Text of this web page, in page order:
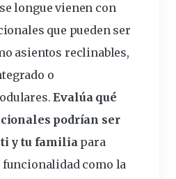
longue vienen con
que pueden ser
asientos reclinables,
o
Evalúa qué
podrían ser
y tu familiapara
funcionalidadcomo la